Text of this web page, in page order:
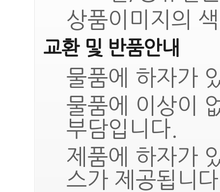
상품이미지의
교환 및 반품안내
물품에 하자가
물품에 이상이
부담입니다.
제품에 하자가
스가 제공됩니